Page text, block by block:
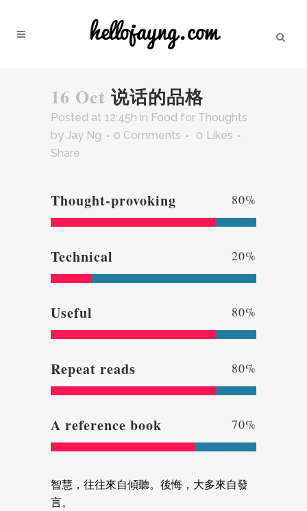
16 Oct 说话的品格
Posted at 12:45h in Food for Thoughts
by Jay Ng 0 Comments 0 Likes
Share
Thought-provoking 80%
Technical 20%
Useful 80%
Repeat reads 80%
A reference book 70%
智慧，往往來自傾聽。後悔，大多來自發
言。